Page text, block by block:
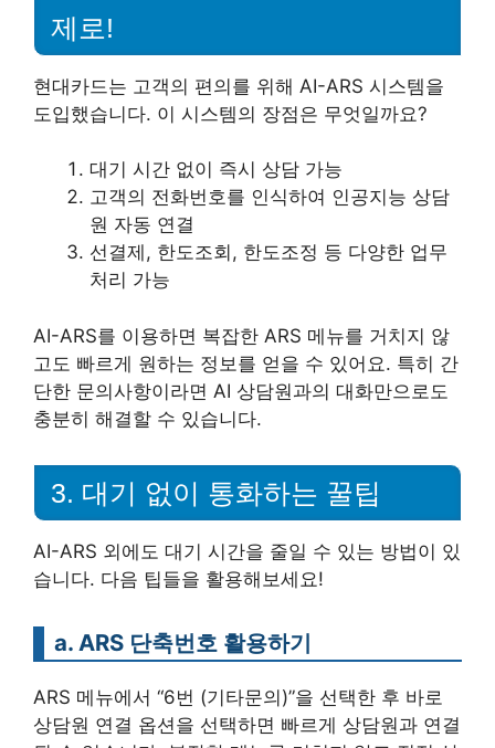
제로!
현대카드는 고객의 편의를 위해 AI-ARS 시스템을
도입했습니다. 이 시스템의 장점은 무엇일까요?
대기 시간 없이 즉시 상담 가능
고객의 전화번호를 인식하여 인공지능 상담
원 자동 연결
선결제, 한도조회, 한도조정 등 다양한 업무
처리 가능
AI-ARS를 이용하면 복잡한 ARS 메뉴를 거치지 않
고도 빠르게 원하는 정보를 얻을 수 있어요. 특히 간
단한 문의사항이라면 AI 상담원과의 대화만으로도
충분히 해결할 수 있습니다.
3. 대기 없이 통화하는 꿀팁
AI-ARS 외에도 대기 시간을 줄일 수 있는 방법이 있
습니다. 다음 팁들을 활용해보세요!
a. ARS 단축번호 활용하기
ARS 메뉴에서 “6번 (기타문의)”을 선택한 후 바로
상담원 연결 옵션을 선택하면 빠르게 상담원과 연결